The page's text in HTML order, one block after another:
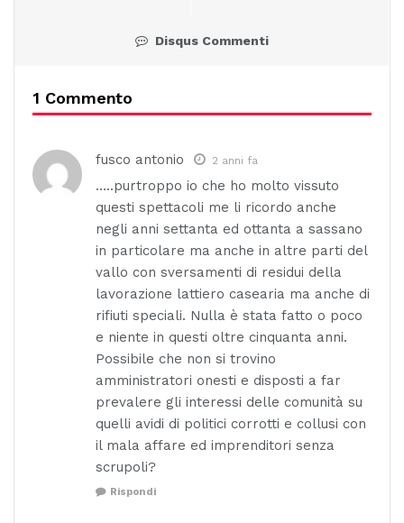
Disqus Commenti
1 Commento
fusco antonio 2 anni fa
…..purtroppo io che ho molto vissuto
questi spettacoli me li ricordo anche
negli anni settanta ed ottanta a sassano
in particolare ma anche in altre parti del
vallo con sversamenti di residui della
lavorazione lattiero casearia ma anche di
rifiuti speciali. Nulla è stata fatto o poco
e niente in questi oltre cinquanta anni.
Possibile che non si trovino
amministratori onesti e disposti a far
prevalere gli interessi delle comunità su
quelli avidi di politici corrotti e collusi con
il mala affare ed imprenditori senza
scrupoli?
Rispondi